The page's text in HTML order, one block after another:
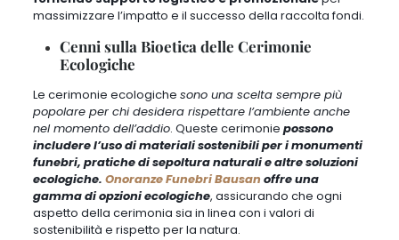
massimizzare l’impatto e il successo della raccolta fondi.
Cenni sulla Bioetica delle Cerimonie
Ecologiche
Le cerimonie ecologiche sono una scelta sempre più
popolare per chi desidera rispettare l’ambiente anche
nel momento dell’addio. Queste cerimonie possono
includere l’uso di materiali sostenibili per i monumenti
funebri, pratiche di sepoltura naturali e altre soluzioni
ecologiche. Onoranze Funebri Bausanoffre una
gamma di opzioni ecologiche, assicurando che ogni
aspetto della cerimonia sia in linea con i valori di
sostenibilità e rispetto per la natura.